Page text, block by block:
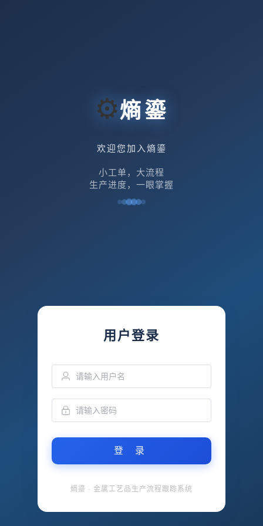
⚙熵鎏
欢迎您加入熵鎏
小工单，大流程
生产进度，一眼掌握
用户登录
登 录
熵鎏 · 金属工艺品生产流程跟踪系统